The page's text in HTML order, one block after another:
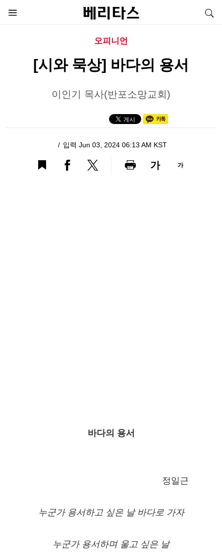
오피니언
[시와 묵상] 바다의 용서
이인기 목사(반포소망교회)
입력 Jun 03, 2024 06:13 AM KST
가 가
바다의 용서
정일근
누군가 용서하고 싶은 날 바다로 가자
누군가 용서하며 울고 싶은 날